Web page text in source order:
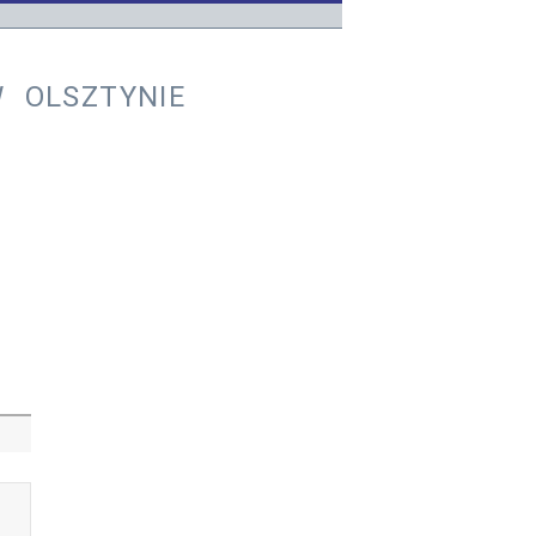
OLSZTYNIE